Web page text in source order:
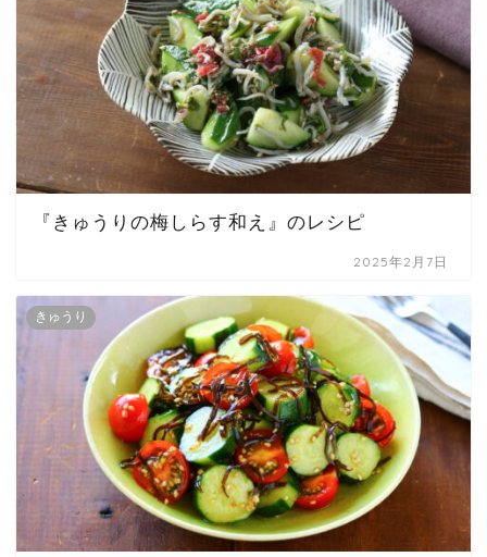
『きゅうりの梅しらす和え』のレシピ
2025年2月7日
きゅうり